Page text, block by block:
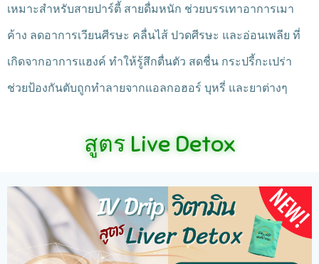
เหมาะสำหรับสายปาร์ตี้ สายดื่มหนัก ช่วยบรรเทาอาการเมา
ค้าง ลดอาการเวียนศีรษะ คลื่นไส้ ปวดศีรษะ และอ่อนเพลีย ที่
เกิดจากอาการแฮงค์ ทำให้รู้สึกตื่นตัว สดชื่น กระปรี้กะเปร่า
ช่วยป้องกันตับถูกทำลายจากแอลกอฮอร์ บุหรี่ และยาต่างๆ
สูตร Live Detox